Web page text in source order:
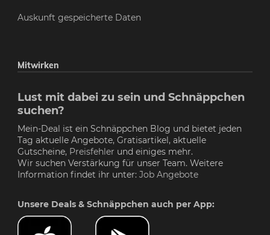
Auskunft gespeicherte Daten
Mitwirken
Lust mit dabei zu sein und Schnäppchen
suchen?
Mein-Deal ist ein Schnäppchen Blog und bietet jeden
Tag aktuelle Angebote, Gratisartikel, aktuelle
Gutscheine, Preisfehler und einiges mehr.
Wir suchen Verstärkung für unser Team. Weitere
Information findet ihr unter: Job Angebote
Unsere Deals & Schnäppchen auch per App: